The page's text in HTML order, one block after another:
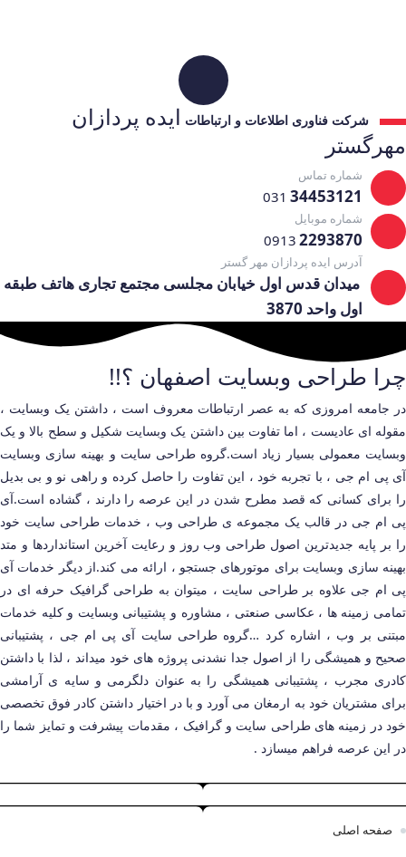
شرکت فناوری اطلاعات و ارتباطات ایده پردازان
مهرگستر
شماره تماس
031 34453121
شماره موبایل
0913 2293870
آدرس ایده پردازان مهر گستر
میدان قدس اول خیابان مجلسی مجتمع تجاری هاتف طبقه
اول واحد 3870
چرا طراحی وبسایت اصفهان ؟!!
در جامعه امروزی که به عصر ارتباطات معروف است ، داشتن یک وبسایت ،
مقوله ای عادیست ، اما تفاوت بین داشتن یک وبسایت شکیل و سطح بالا و یک
وبسایت معمولی بسیار زیاد است.گروه طراحی سایت و بهینه سازی وبسایت
آی پی ام جی ، با تجربه خود ، این تفاوت را حاصل کرده و راهی نو و بی بدیل
را برای کسانی که قصد مطرح شدن در این عرصه را دارند ، گشاده است.آی
پی ام جی در قالب یک مجموعه ی طراحی وب ، خدمات طراحی سایت خود
را بر پایه جدیدترین اصول طراحی وب روز و رعایت آخرین استانداردها و متد
بهینه سازی وبسایت برای موتورهای جستجو ، ارائه می کند.از دیگر خدمات آی
پی ام جی علاوه بر طراحی سایت ، میتوان به طراحی گرافیک حرفه ای در
تمامی زمینه ها ، عکاسی صنعتی ، مشاوره و پشتیبانی وبسایت و کلیه خدمات
مبتنی بر وب ، اشاره کرد …گروه طراحی سایت آی پی ام جی ، پشتیبانی
صحیح و همیشگی را از اصول جدا نشدنی پروژه های خود میداند ، لذا با داشتن
کادری مجرب ، پشتیبانی همیشگی را به عنوان دلگرمی و سایه ی آرامشی
برای مشتریان خود به ارمغان می آورد و با در اختیار داشتن کادر فوق تخصصی
خود در زمینه های طراحی سایت و گرافیک ، مقدمات پیشرفت و تمایز شما را
در این عرصه فراهم میسازد .
صفحه اصلی